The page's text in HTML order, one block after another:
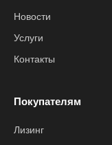
Новости
Услуги
Контакты
Покупателям
Лизинг